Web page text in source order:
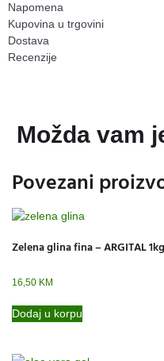
Napomena
Kupovina u trgovini
Dostava
Recenzije
Možda vam
Povezani
Zelena glina fina – ARGITAL 1kg
16,50 KM
Dodaj u korpu